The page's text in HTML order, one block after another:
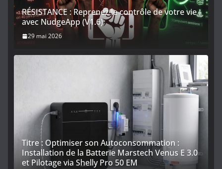
RÉSISTANCE : Reprenez le contrôle de votre vie
avec NudgeApp (V1.6)
29 mai 2026
Titre : Optimiser son Autoconsommation :
Installation de la Batterie Marstech Venus E 3.0
et Pilotage via Shelly Pro 50 EM